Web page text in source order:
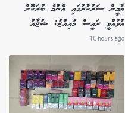
ޔާމީން ސަރުކާރުގައި އެންމެ ބުރަކޮށް
އުޅުއްވީ ރައީސް މުއިއްޒު: ޝުޖާއު
10 hours ago